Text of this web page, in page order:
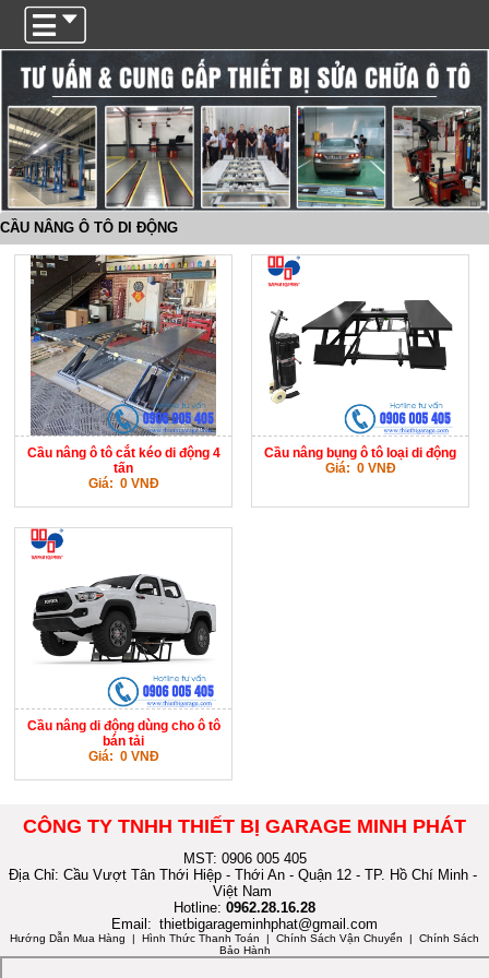
CẦU NÂNG Ô TÔ DI ĐỘNG
Cầu nâng ô tô cắt kéo di động 4
tấn
Giá: 0 VNĐ
Cầu nâng bụng ô tô loại di động
Giá: 0 VNĐ
Cầu nâng di động dùng cho ô tô
bán tải
Giá: 0 VNĐ
CÔNG TY TNHH THIẾT BỊ GARAGE MINH PHÁT
MST: 0906 005 405
Địa Chỉ: Cầu Vượt Tân Thới Hiệp - Thới An - Quận 12 - TP. Hồ Chí Minh -
Việt Nam
Hotline: 0962.28.16.28
Email: thietbigarageminhphat@gmail.com
Hướng Dẫn Mua Hàng | Hình Thức Thanh Toán | Chính Sách Vận Chuyển | Chính Sách
Bảo Hành